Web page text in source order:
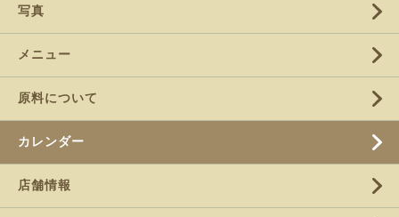
写真
メニュー
原料について
カレンダー
店舗情報